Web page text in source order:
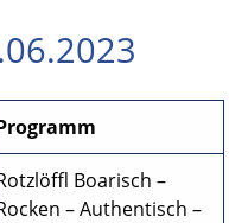
Boarisch –
– Authentisch –